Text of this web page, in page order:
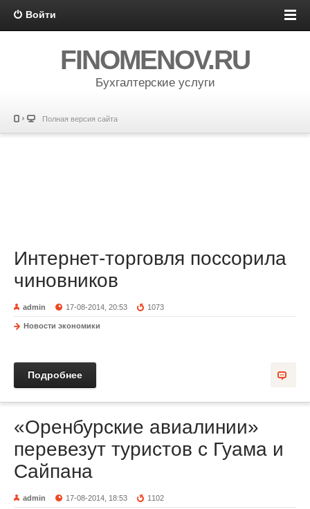
Войти
FINOMENOV.RU
Бухгалтерские услуги
Полная версия сайта
Интернет-торговля поссорила
чиновников
admin 17-08-2014, 20:53 1073
Новости экономики
Подробнее
«Оренбурские авиалинии»
перевезут туристов с Гуама и
Сайпана
admin 17-08-2014, 18:53 1102